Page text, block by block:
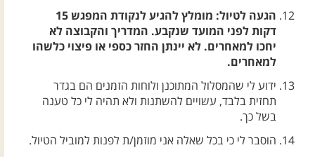
הגעה לטיול: מומלץ להגיע לנקודת המפגש 15
דקות לפני המועד שנקבע. המדריך והקבוצה לא
יחכו למאחרים. לא יינתן החזר כספי או פיצוי כלשהו
למאחרים.
ידוע לי שהמסלול המתוכנן ולוחות הזמנים הם בגדר
תחזית בלבד, עשויים להשתנות ולא תהיה לי כל טענה
בשל כך.
הוסבר לי כי בכל שאלה אני מוזמן/ת לפנות למוביל הטיול.